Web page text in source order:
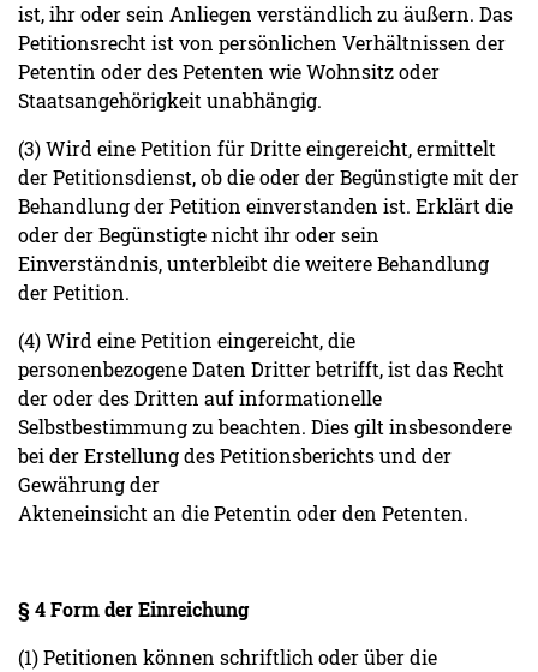
ist, ihr oder sein Anliegen verständlich zu äußern. Das
Petitionsrecht ist von persönlichen Verhältnissen der
Petentin oder des Petenten wie Wohnsitz oder
Staatsangehörigkeit unabhängig.
(3) Wird eine Petition für Dritte eingereicht, ermittelt
der Petitionsdienst, ob die oder der Begünstigte mit der
Behandlung der Petition einverstanden ist. Erklärt die
oder der Begünstigte nicht ihr oder sein
Einverständnis, unterbleibt die weitere Behandlung
der Petition.
(4) Wird eine Petition eingereicht, die
personenbezogene Daten Dritter betrifft, ist das Recht
der oder des Dritten auf informationelle
Selbstbestimmung zu beachten. Dies gilt insbesondere
bei der Erstellung des Petitionsberichts und der
Gewährung der
Akteneinsicht an die Petentin oder den Petenten.
§ 4 Form der Einreichung
(1) Petitionen können schriftlich oder über die